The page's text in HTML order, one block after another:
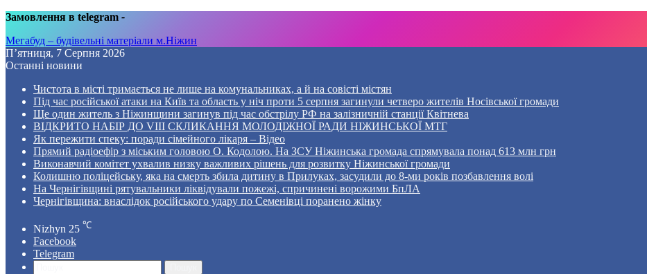
Замовлення в telegram -
Мегабуд – будівельні матеріали м.Ніжин
П’ятниця, 7 Серпня 2026
Останні новини
Чистота в місті тримається не лише на комунальниках, а й на совісті містян
Під час російської атаки на Київ та область у ніч проти 5 серпня загинули четверо жителів Носівської громади
Ще один житель з Ніжинщини загинув під час обстрілу РФ на залізничній станції Квітнева
ВІДКРИТО НАБІР ДО VIII СКЛИКАННЯ МОЛОДІЖНОЇ РАДИ НІЖИНСЬКОЇ МТГ
Як пережити спеку: поради сімейного лікаря – Відео
Прямий радіоефір з міським головою О. Кодолою. На ЗСУ Ніжинська громада спрямувала понад 613 млн грн
Виконавчий комітет ухвалив низку важливих рішень для розвитку Ніжинської громади
Колишню поліцейську, яка на смерть збила дитину в Прилуках, засудили до 8-ми років позбавлення волі
На Чернігівщині рятувальники ліквідували пожежі, спричинені ворожими БпЛА
Чернігівщина: внаслідок російського удару по Семенівці поранено жінку
Nizhyn 25 ℃
Facebook
Telegram